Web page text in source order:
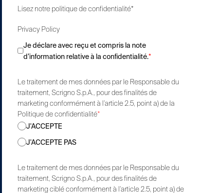
Lisez notre politique de confidentialité*
Privacy Policy
Je déclare avec reçu et compris la note
d’information relative à la confidentialité.*
Le traitement de mes données par le Responsable du
traitement, Scrigno S.p.A., pour des finalités de
marketing conformément à l’article 2.5, point a) de la
Politique de confidentialité*
J'ACCEPTE
J'ACCEPTE PAS
Le traitement de mes données par le Responsable du
traitement, Scrigno S.p.A., pour des finalités de
marketing ciblé conformément à l’article 2.5, point a) de